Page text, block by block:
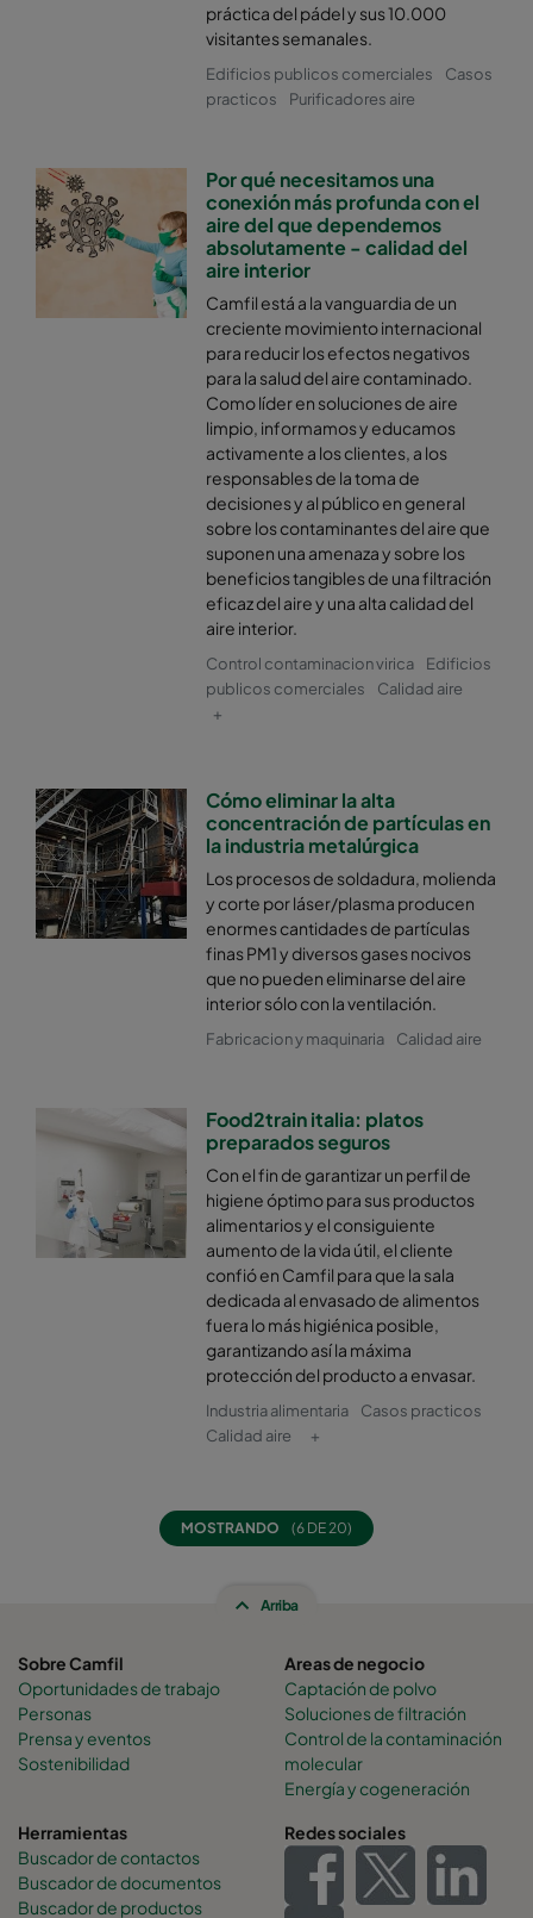
práctica del pádel y sus 10.000
visitantes semanales.
Edificios publicos comerciales
Casos
practicos
Purificadores aire
Por qué necesitamos una
conexión más profunda con el
aire del que dependemos
absolutamente - calidad del
aire interior
Camfil está a la vanguardia de un
creciente movimiento internacional
para reducir los efectos negativos
para la salud del aire contaminado.
Como líder en soluciones de aire
limpio, informamos y educamos
activamente a los clientes, a los
responsables de la toma de
decisiones y al público en general
sobre los contaminantes del aire que
suponen una amenaza y sobre los
beneficios tangibles de una filtración
eficaz del aire y una alta calidad del
aire interior.
Control contaminacion virica
Edificios
publicos comerciales
Calidad aire
+
Cómo eliminar la alta
concentración de partículas en
la industria metalúrgica
Los procesos de soldadura, molienda
y corte por láser/plasma producen
enormes cantidades de partículas
finas PM1 y diversos gases nocivos
que no pueden eliminarse del aire
interior sólo con la ventilación.
Fabricacion y maquinaria Calidad aire
Food2train italia: platos
preparados seguros
Con el fin de garantizar un perfil de
higiene óptimo para sus productos
alimentarios y el consiguiente
aumento de la vida útil, el cliente
confió en Camfil para que la sala
dedicada al envasado de alimentos
fuera lo más higiénica posible,
garantizando así la máxima
protección del producto a envasar.
Industria alimentaria
Casos practicos
Calidad aire
+
MOSTRANDO (6 DE 20)
Arriba
Sobre Camfil
Oportunidades de trabajo
Personas
Prensa y eventos
Sostenibilidad
Areas de negocio
Captación de polvo
Soluciones de filtración
Control de la contaminación
molecular
Energía y cogeneración
Herramientas
Buscador de contactos
Buscador de documentos
Buscador de productos
Redes sociales